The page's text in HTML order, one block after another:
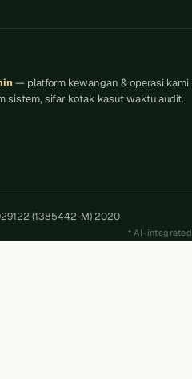
— platform kewangan & operasi kami
sistem, sifar kotak kasut waktu audit.
(1385442-M) 2020
AI-integrated